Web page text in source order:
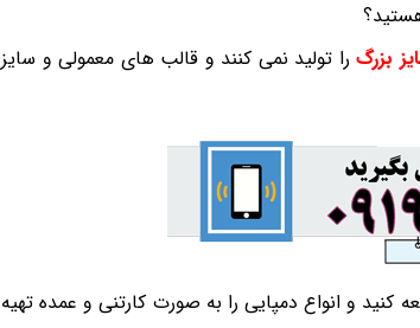
بزرگرا تولید نمی کنند و قالب های معمولی و سایز
کنید و انواع دمپایی را به صورت کارتنی و عمده تهیه